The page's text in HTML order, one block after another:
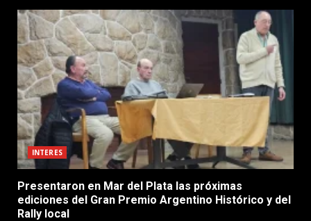
INTERES
Presentaron en Mar del Plata las próximas
ediciones del Gran Premio Argentino Histórico y del
Rally local